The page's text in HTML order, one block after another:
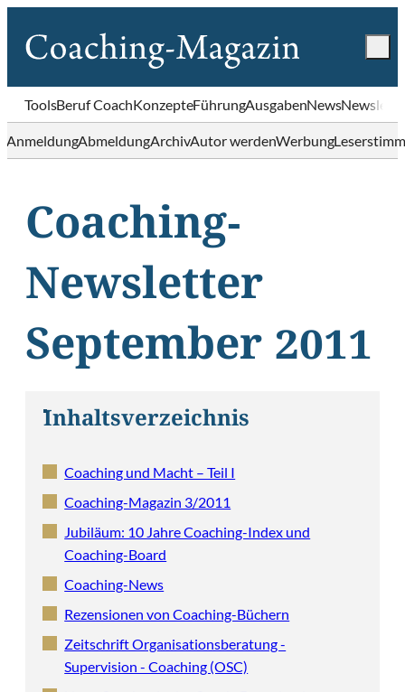
ToolsBeruf CoachKonzepteFührungAusgabenNews
AnmeldungAbmeldungArchivAutor werdenWerbung
Coaching-
Newsletter
September 2011
Inhaltsverzeichnis
Coaching und Macht – Teil I
Coaching-Magazin 3/2011
Jubiläum: 10 Jahre Coaching-Index und
Coaching-Board
Coaching-News
Rezensionen von Coaching-Büchern
Zeitschrift Organisationsberatung -
Supervision - Coaching (OSC)